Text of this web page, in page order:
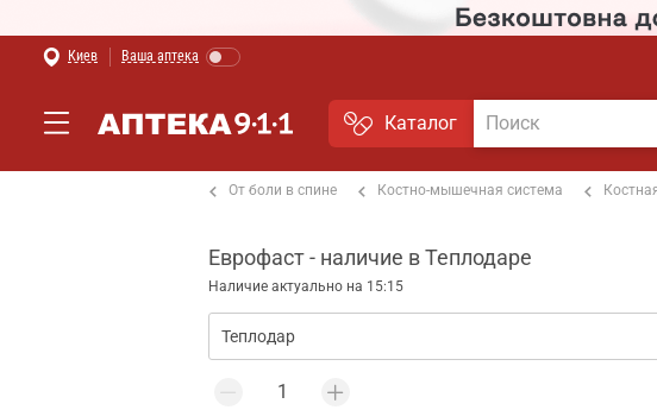
Киев Ваша аптека
Каталог
От боли в спине Костно-мышечная система
Еврофаст - наличие в Теплодаре
Наличие актуально на 15:15